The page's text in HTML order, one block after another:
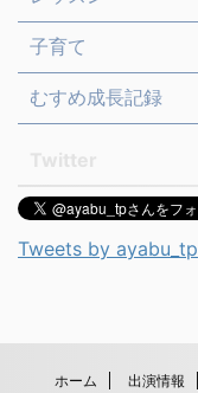
子育て
むすめ成長記録
Tweets by ayabu_tp
ホーム 出演情報